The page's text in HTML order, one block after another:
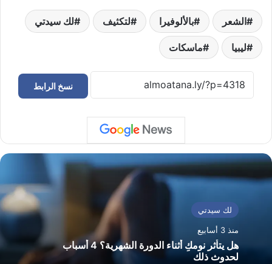
الشعر بالألوفيرا لتكثيف لك سيدتي
ليبيا ماسكات
نسخ الرابط
لك سيدتي
منذ 3 أسابيع
هل يتأثر نومكِ أثناء الدورة الشهرية؟ 4 أسباب
لحدوث ذلك